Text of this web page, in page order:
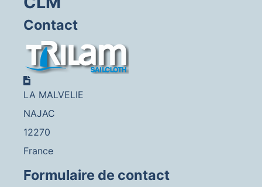
Contact
Adresse
LA MALVELIE
NAJAC
12270
France
Formulaire de contact